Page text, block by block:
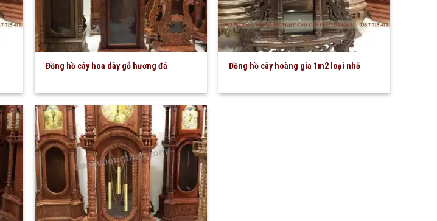
Đồng hồ cây hoa dây gỗ hương đá Đồng hồ cây hoàng gia 1m2 loại nhỡ